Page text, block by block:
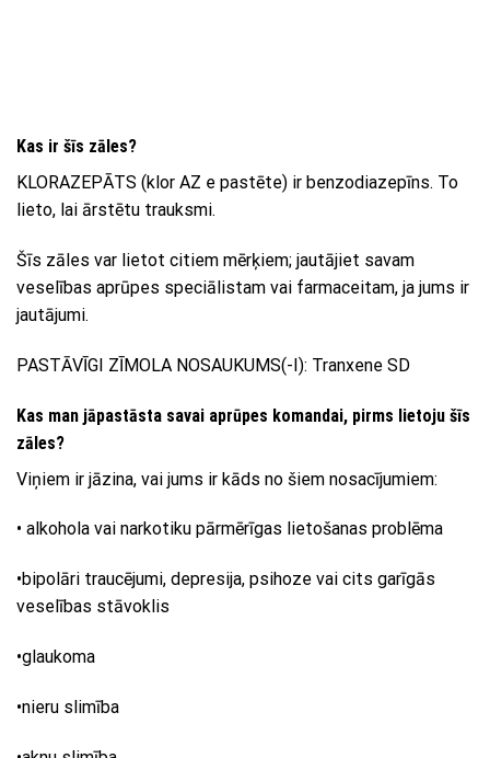
Kas ir šīs zāles?
KLORAZEPĀTS (klor AZ e pastēte) ir benzodiazepīns. To
lieto, lai ārstētu trauksmi.
Šīs zāles var lietot citiem mērķiem; jautājiet savam
veselības aprūpes speciālistam vai farmaceitam, ja jums ir
jautājumi.
PASTĀVĪGI ZĪMOLA NOSAUKUMS(-I): Tranxene SD
Kas man jāpastāsta savai aprūpes komandai, pirms lietoju šīs
zāles?
Viņiem ir jāzina, vai jums ir kāds no šiem nosacījumiem:
• alkohola vai narkotiku pārmērīgas lietošanas problēma
•bipolāri traucējumi, depresija, psihoze vai cits garīgās
veselības stāvoklis
•glaukoma
•nieru slimība